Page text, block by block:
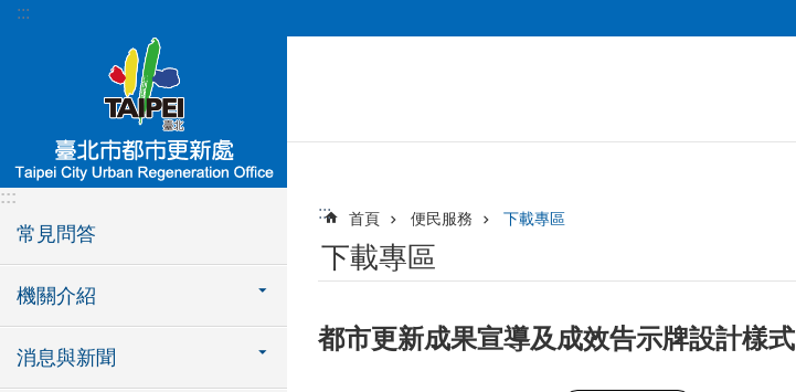
跳到主要內容區塊
:::
:::
常見問答
機關介紹
消息與新聞
::: 首頁 便民服務 下載專區
下載專區
都市更新成果宣導及成效告示牌設計樣式